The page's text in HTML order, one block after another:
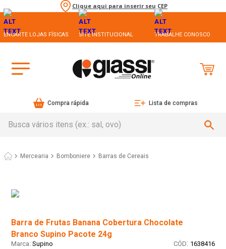
Clique aqui para inserir seu CEP
ENCARTE LOJAS FÍSICAS SITE INSTITUCIONAL TRABALHE CONOSCO
Compra rápida Lista de compras
Mercearia Bomboniere Barras de Cereais
Barra de Frutas Banana Cobertura Chocolate
Branco Supino Pacote 24g
Supino : 1638416